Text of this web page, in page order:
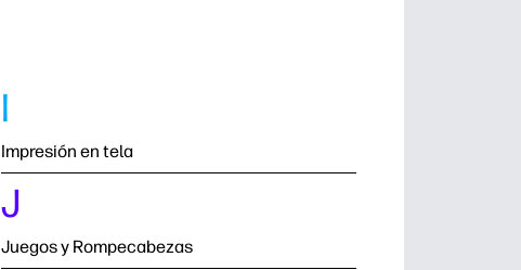
I
Impresión en tela
J
Juegos y Rompecabezas